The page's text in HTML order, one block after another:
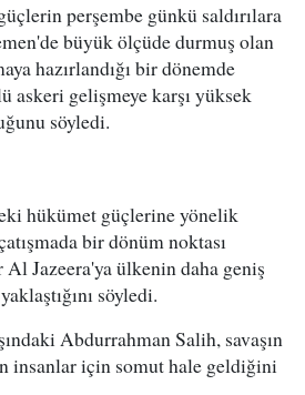
perşembe günkü saldırılara
büyük ölçüde durmuş olan
hazırlandığı bir dönemde
askeri gelişmeye karşı yüksek
söyledi.
hükümet güçlerine yönelik
bir dönüm noktası
Jazeera'ya ülkenin daha geniş
söyledi.
Abdurrahman Salih, savaşın
insanlar için somut hale geldiğini